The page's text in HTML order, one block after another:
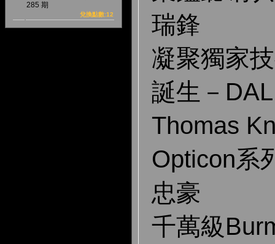
285 期
兌換點數:12
瑞鋒
凝聚獨家
誕生－
Thomas
Opticon系
忠豪
千萬級